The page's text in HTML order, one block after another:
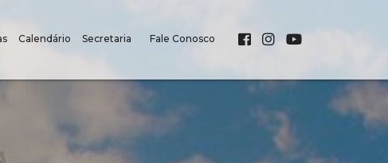
Calendário Secretaria Fale Conosco